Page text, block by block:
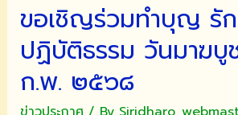
ขอเชิญร่วมทำบุญ รั
ปฏิบัติธรรม วันมาฆบู
ก.พ. ๒๕๖๘